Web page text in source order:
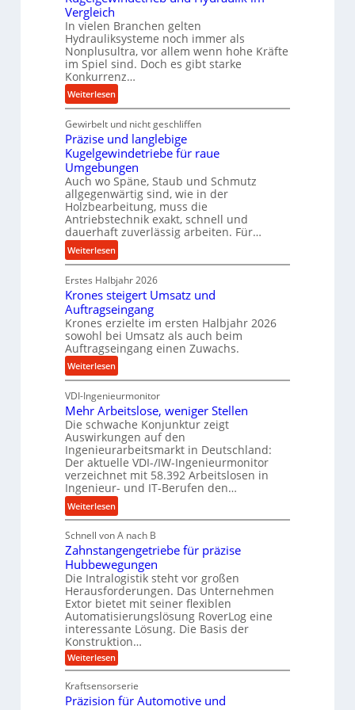
f
o
r
m
a
n
c
e
b
e
i
m
D
r
ü
c
k
r
o
z
e
s
s
Vergleich
In vielen Branchen gelten
Hydrauliksysteme noch immer als
Nonplusultra, vor allem wenn hohe Kräfte
im Spiel sind. Doch es gibt starke
Konkurrenz…
Weiterlesen:
K
u
g
e
l
g
e
w
i
n
d
e
t
r
i
e
b
u
n
d
H
y
d
r
a
u
l
i
k
m
V
e
r
g
l
e
i
h
Gewirbelt und nicht geschliffen
Präzise und langlebige
Kugelgewindetriebe für raue
Umgebungen
Auch wo Späne, Staub und Schmutz
allgegenwärtig sind, wie in der
Holzbearbeitung, muss die
Antriebstechnik exakt, schnell und
dauerhaft zuverlässig arbeiten. Für…
Weiterlesen:
P
r
ä
z
i
s
e
u
n
d
l
a
n
g
l
e
b
i
g
e
K
u
g
e
l
g
e
w
i
n
Erstes Halbjahr 2026
Krones steigert Umsatz und
Auftragseingang
Krones erzielte im ersten Halbjahr 2026
sowohl bei Umsatz als auch beim
Auftragseingang einen Zuwachs.
Weiterlesen:
K
r
o
n
e
s
s
t
e
i
g
e
r
t
U
m
s
a
t
z
n
VDI-Ingenieurmonitor
Mehr Arbeitslose, weniger Stellen
Die schwache Konjunktur zeigt
Auswirkungen auf den
Ingenieurarbeitsmarkt in Deutschland:
Der aktuelle VDI-/IW-Ingenieurmonitor
verzeichnet mit 58.392 Arbeitslosen in
Ingenieur- und IT-Berufen den…
Weiterlesen:
M
e
h
r
A
r
b
e
i
t
s
l
o
Schnell von A nach B
Zahnstangengetriebe für präzise
Hubbewegungen
Die Intralogistik steht vor großen
Herausforderungen. Das Unternehmen
Extor bietet mit seiner flexiblen
Automatisierungslösung RoverLog eine
interessante Lösung. Die Basis der
Konstruktion…
Weiterlesen:
Z
h
n
Kraftsensorserie
Präzision für Automotive und